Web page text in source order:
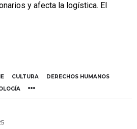
y afecta la logística. El
CULTURA
DERECHOS HUMANOS